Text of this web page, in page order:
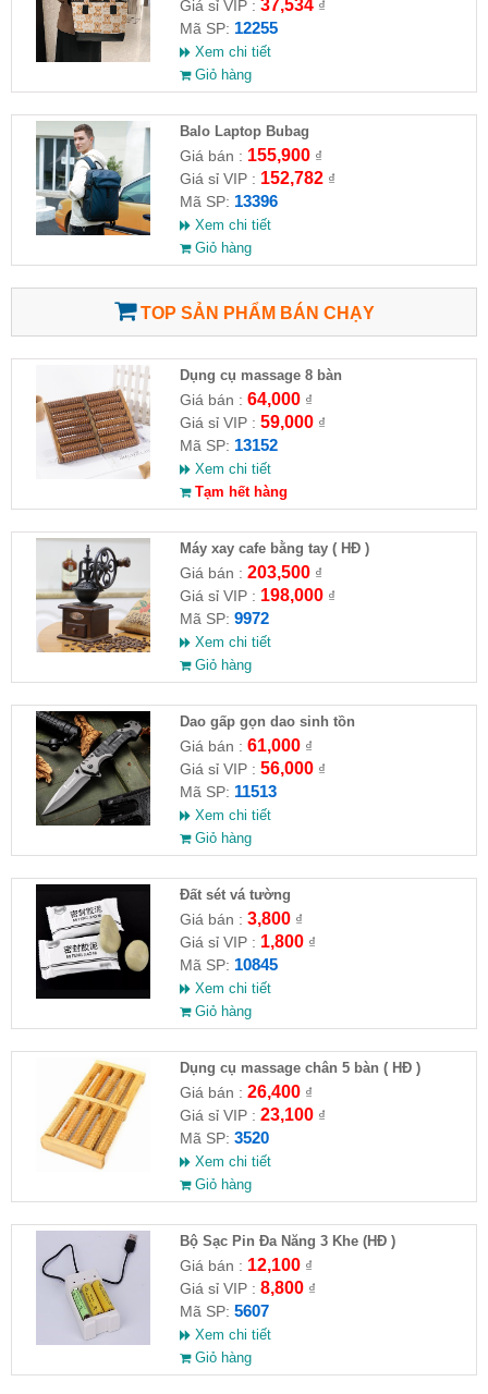
Giá sỉ VIP : 37,534₫
Mã SP: 12255
Xem chi tiết
Giỏ hàng
Balo Laptop Bubag
Giá bán : 155,900₫
Giá sỉ VIP : 152,782₫
Mã SP: 13396
Xem chi tiết
Giỏ hàng
TOP SẢN PHẨM BÁN CHẠY
Dụng cụ massage 8 bàn
Giá bán : 64,000₫
Giá sỉ VIP : 59,000₫
Mã SP: 13152
Xem chi tiết
Tạm hết hàng
Máy xay cafe bằng tay ( HĐ )
Giá bán : 203,500₫
Giá sỉ VIP : 198,000₫
Mã SP: 9972
Xem chi tiết
Giỏ hàng
Dao gấp gọn dao sinh tồn
Giá bán : 61,000₫
Giá sỉ VIP : 56,000₫
Mã SP: 11513
Xem chi tiết
Giỏ hàng
Đất sét vá tường
Giá bán : 3,800₫
Giá sỉ VIP : 1,800₫
Mã SP: 10845
Xem chi tiết
Giỏ hàng
Dụng cụ massage chân 5 bàn ( HĐ )
Giá bán : 26,400₫
Giá sỉ VIP : 23,100₫
Mã SP: 3520
Xem chi tiết
Giỏ hàng
Bộ Sạc Pin Đa Năng 3 Khe (HĐ )
Giá bán : 12,100₫
Giá sỉ VIP : 8,800₫
Mã SP: 5607
Xem chi tiết
Giỏ hàng